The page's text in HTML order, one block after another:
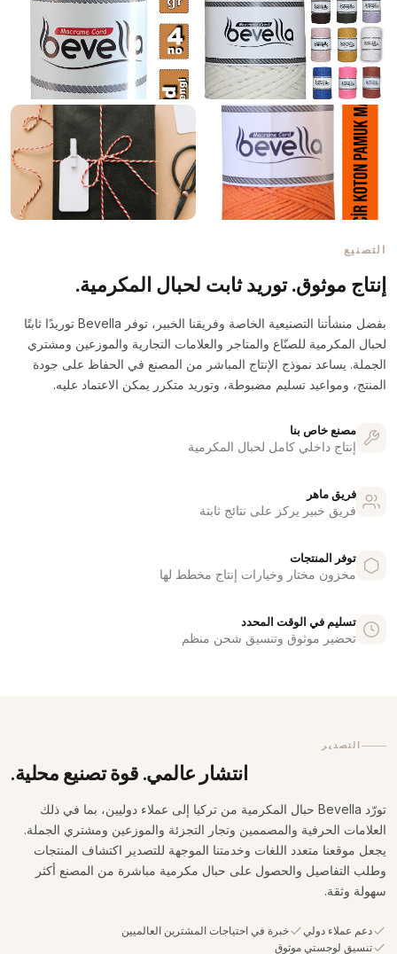
التصنيع
إنتاج موثوق. توريد ثابت لحبال المكرمية.
بفضل منشأتنا التصنيعية الخاصة وفريقنا الخبير، توفر Bevella توريدًا ثابتًا
لحبال المكرمية للصنّاع والمتاجر والعلامات التجارية والموزعين ومشتري
الجملة. يساعد نموذج الإنتاج المباشر من المصنع في الحفاظ على جودة
المنتج، ومواعيد تسليم مضبوطة، وتوريد متكرر يمكن الاعتماد عليه.
مصنع خاص بنا
إنتاج داخلي كامل لحبال المكرمية
فريق ماهر
فريق خبير يركز على نتائج ثابتة
توفر المنتجات
مخزون مختار وخيارات إنتاج مخطط لها
تسليم في الوقت المحدد
تحضير موثوق وتنسيق شحن منظم
التصدير
انتشار عالمي. قوة تصنيع محلية.
تورّد Bevella حبال المكرمية من تركيا إلى عملاء دوليين، بما في ذلك
العلامات الحرفية والمصممين وتجار التجزئة والموزعين ومشتري الجملة.
يجعل موقعنا متعدد اللغات وخدمتنا الموجهة للتصدير اكتشاف المنتجات
وطلب التفاصيل والحصول على حبال مكرمية مباشرة من المصنع أكثر
سهولة وثقة.
دعم عملاء دولي
خبرة في احتياجات المشترين العالميين
تنسيق لوجستي موثوق